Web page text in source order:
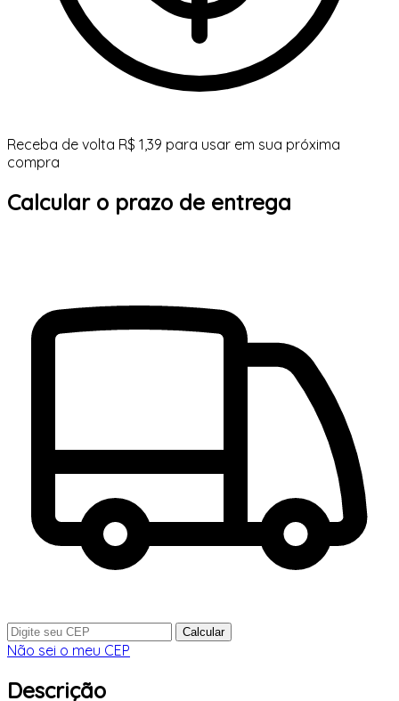
Receba de volta R$ 1,39 para usar em sua próxima
compra
Calcular o prazo de entrega
Calcular
Não sei o meu CEP
Descrição